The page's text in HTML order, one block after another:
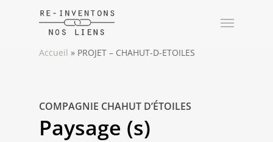
Accueil » PROJET – CHAHUT-D-ETOILES
COMPAGNIE CHAHUT D’ÉTOILES
Paysage (s)